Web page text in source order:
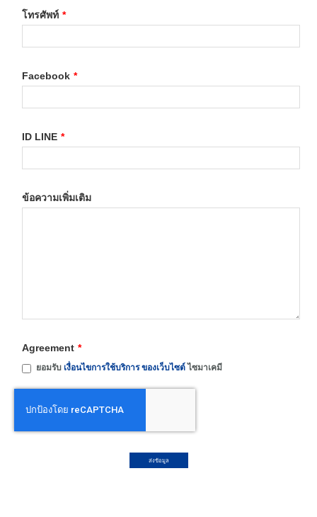
โทรศัพท์ *
Facebook *
ID LINE *
ข้อความเพิ่มเติม
Agreement *
ยอมรับ เงื่อนไขการใช้บริการ ของเว็บไซต์ ไซมาเคมี
ส่งข้อมูล